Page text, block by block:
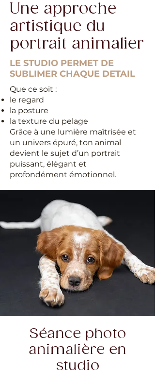
Une approche
artistique du
portrait animalier
LE STUDIO PERMET DE
SUBLIMER CHAQUE DETAIL
Que ce soit :
le regard
la posture
la texture du pelage
Grâce à une lumière maîtrisée et
un univers épuré, ton animal
devient le sujet d’un portrait
puissant, élégant et
profondément émotionnel.
Séance photo
animalière en
studio